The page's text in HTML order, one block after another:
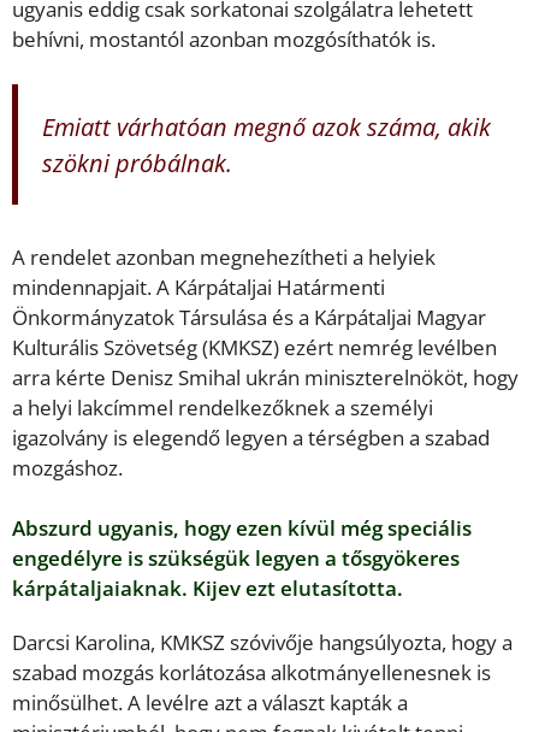
ugyanis eddig csak sorkatonai szolgálatra lehetett
behívni, mostantól azonban mozgósíthatók is.
Emiatt várhatóan megnő azok száma, akik
szökni próbálnak.
A rendelet azonban megnehezítheti a helyiek
mindennapjait. A Kárpátaljai Határmenti
Önkormányzatok Társulása és a Kárpátaljai Magyar
Kulturális Szövetség (KMKSZ) ezért nemrég levélben
arra kérte Denisz Smihal ukrán miniszterelnököt, hogy
a helyi lakcímmel rendelkezőknek a személyi
igazolvány is elegendő legyen a térségben a szabad
mozgáshoz.
Abszurd ugyanis, hogy ezen kívül még speciális
engedélyre is szükségük legyen a tősgyökeres
kárpátaljaiaknak. Kijev ezt elutasította.
Darcsi Karolina, KMKSZ szóvivője hangsúlyozta, hogy a
szabad mozgás korlátozása alkotmányellenesnek is
minősülhet. A levélre azt a választ kapták a